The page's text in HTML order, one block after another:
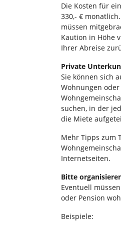
Die Kosten für
330,- €
müssen
Kaution in Höhe
Ihrer Abreise
Private
Sie können sich
Wohnungen
suchen, in der
die Miete
Mehr Tipps zum
Internetseiten.
Bitte
Eventuell
oder Pension
Beispiele: